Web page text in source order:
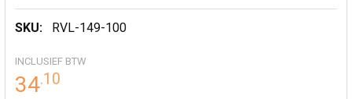
SKU: RVL-149-100
INCLUSIEF BTW
34.10